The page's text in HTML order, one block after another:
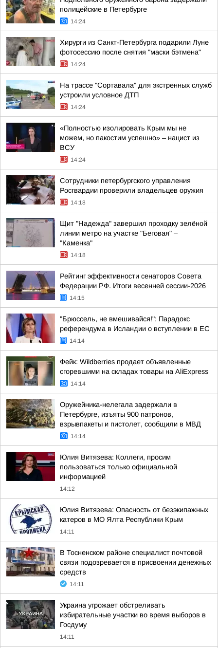
полицейские в Петербурге
14:24
Хирурги из Санкт-Петербурга подарили Луне
фотосессию после снятия "маски бэтмена"
14:24
На трассе "Сортавала" для экстренных служб
устроили условное ДТП
14:24
«Полностью изолировать Крым мы не
можем, но пакостим успешно» – нацист из
ВСУ
14:24
Сотрудники петербургского управления
Росгвардии проверили владельцев оружия
14:18
Щит "Надежда" завершил проходку зелёной
линии метро на участке "Беговая" –
"Каменка"
14:18
Рейтинг эффективности сенаторов Совета
Федерации РФ. Итоги весенней сессии-2026
14:15
"Брюссель, не вмешивайся!": Парадокс
референдума в Исландии о вступлении в ЕС
14:14
Фейк: Wildberries продает объявленные
сгоревшими на складах товары на AliExpress
14:14
Оружейника-нелегала задержали в
Петербурге, изъяты 900 патронов,
взрывпакеты и пистолет, сообщили в МВД
14:14
Юлия Витязева: Коллеги, просим
пользоваться только официальной
информацией
14:12
Юлия Витязева: Опасность от безэкипажных
катеров в МО Ялта Республики Крым
14:11
В Тосненском районе специалист почтовой
связи подозревается в присвоении денежных
средств
14:11
Украина угрожает обстреливать
избирательные участки во время выборов в
Госдуму
14:11